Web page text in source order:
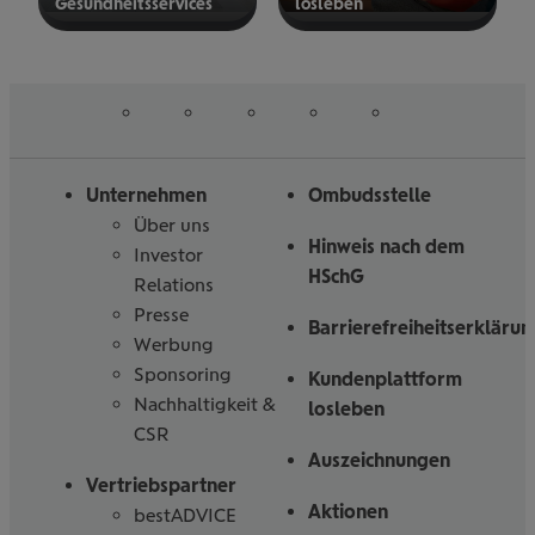
Gesund­heits­ser­vices los­le­ben
Unternehmen
Über uns
Investor
Relations
Presse
Werbung
Sponsoring
Nachhaltigkeit &
CSR
Vertriebspartner
bestADVICE
Ombudsstelle
Hinweis nach dem
HSchG
Kundenplattform
losleben
Auszeichnungen
Aktionen
uns